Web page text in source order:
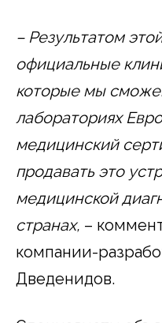
– Результатом
официальные
которые мы
лабораториях
медицинский
продавать это
медицинской
странах, –
компании-
Дведенидов.